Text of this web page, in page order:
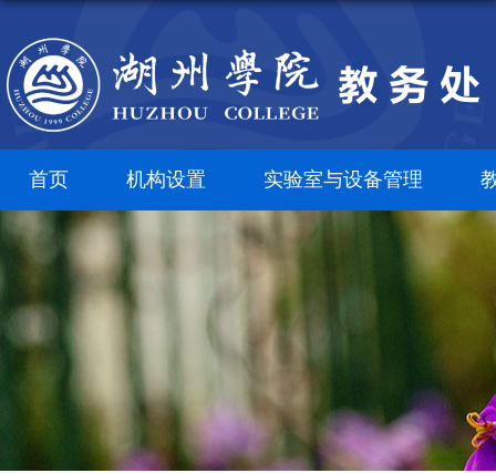
首页 机构设置 实验室与设备管理